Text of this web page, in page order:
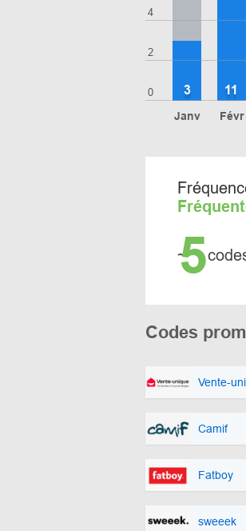
0
2
4
Janv
3
Févr
11
~
5
Codes
Vente-
Camif
Fatboy
sweeek